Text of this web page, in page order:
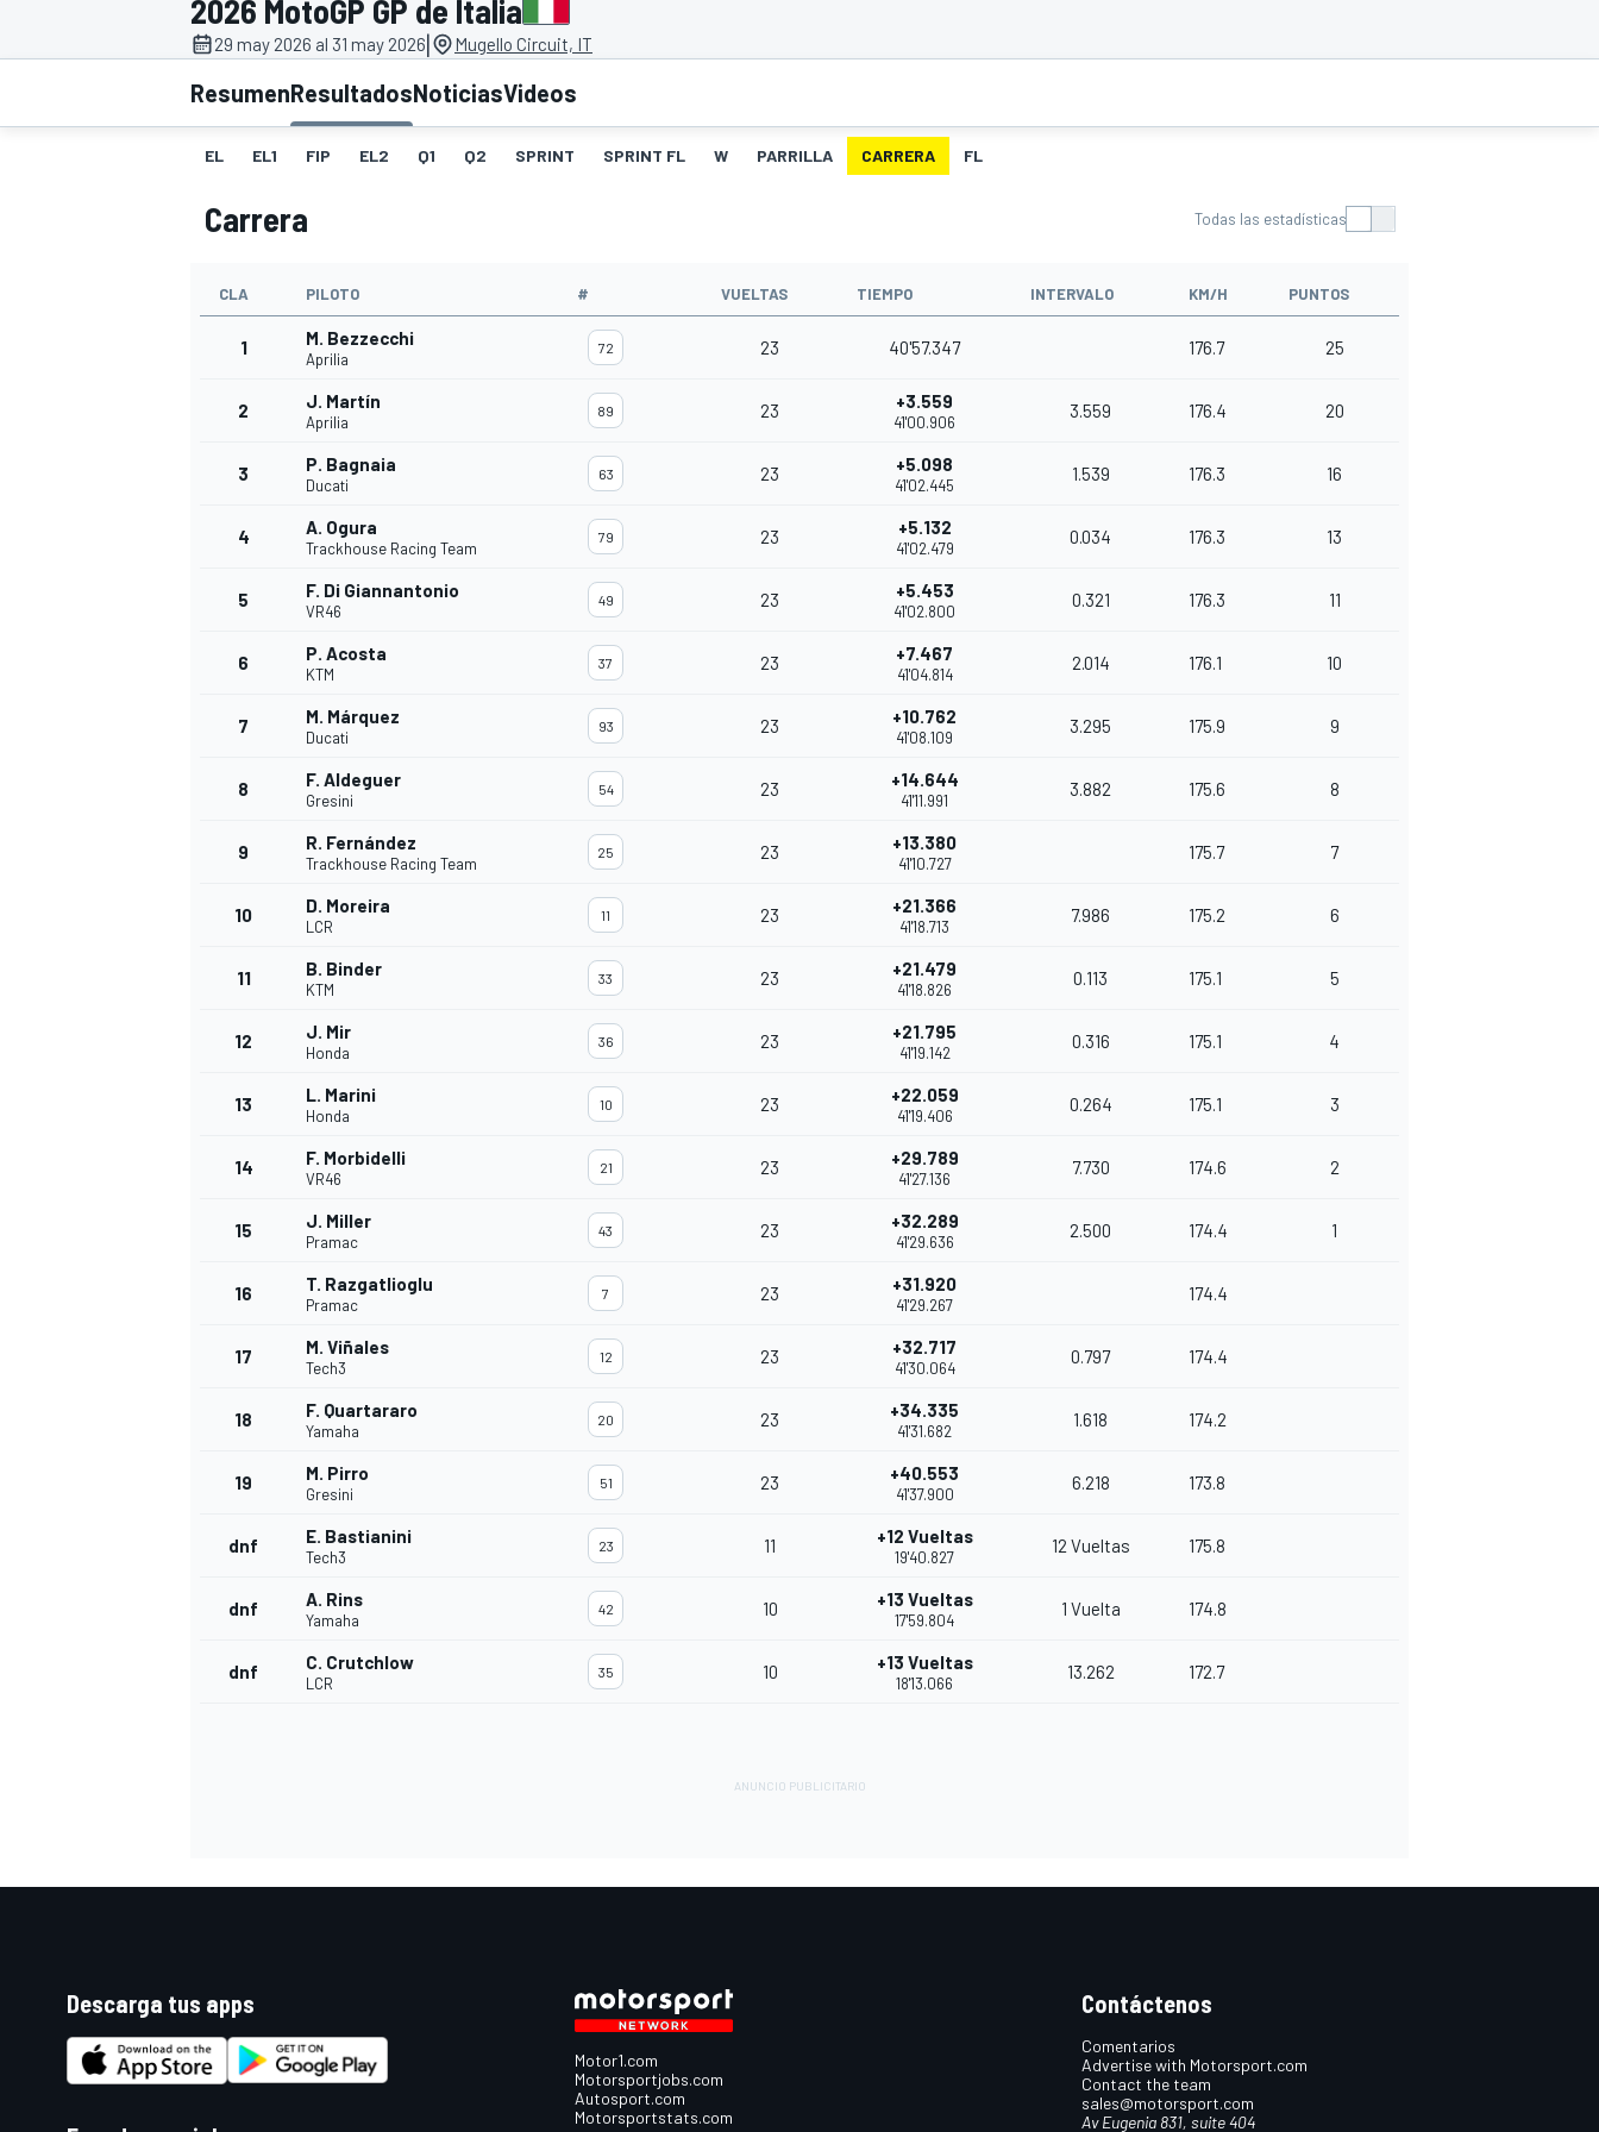
FÓRMULA E MOTO
2026 MotoGP GP de Italia
29 may 2026 al 31 may 2026| Mugello Circuit, IT
ResumenResultadosNoticiasVideos
EL EL1 FIP EL2 Q1 Q2 SPRINT SPRINT FL W PARRILLA CARRERA FL
Carrera Todas las estadísticas
CLA PILOTO # VUELTAS TIEMPO INTERVALO KM/H PUNTOS
1 M. Bezzecchi
Aprilia
72 23 40'57.347 176.7 25
2 J. Martín
Aprilia
89 23 +3.559
41'00.906
3.559 176.4 20
3 P. Bagnaia
Ducati
63 23 +5.098
41'02.445
1.539 176.3 16
4 A. Ogura
Trackhouse Racing Team
79 23 +5.132
41'02.479
0.034 176.3 13
5 F. Di Giannantonio
VR46
49 23 +5.453
41'02.800
0.321 176.3 11
6 P. Acosta
KTM
37 23 +7.467
41'04.814
2.014 176.1 10
7 M. Márquez
Ducati
93 23 +10.762
41'08.109
3.295 175.9 9
8 F. Aldeguer
Gresini
54 23 +14.644
41'11.991
3.882 175.6 8
9 R. Fernández
Trackhouse Racing Team
25 23 +13.380
41'10.727
175.7 7
10 D. Moreira
LCR
11 23 +21.366
41'18.713
7.986 175.2 6
11 B. Binder
KTM
33 23 +21.479
41'18.826
0.113 175.1 5
12 J. Mir
Honda
36 23 +21.795
41'19.142
0.316 175.1 4
13 L. Marini
Honda
10 23 +22.059
41'19.406
0.264 175.1 3
14 F. Morbidelli
VR46
21 23 +29.789
41'27.136
7.730 174.6 2
15 J. Miller
Pramac
43 23 +32.289
41'29.636
2.500 174.4 1
16 T. Razgatlioglu
Pramac
7 23 +31.920
41'29.267
174.4
17 M. Viñales
Tech3
12 23 +32.717
41'30.064
0.797 174.4
18 F. Quartararo
Yamaha
20 23 +34.335
41'31.682
1.618 174.2
19 M. Pirro
Gresini
51 23 +40.553
41'37.900
6.218 173.8
dnf E. Bastianini
Tech3
23 11 +12 Vueltas
19'40.827
12 Vueltas 175.8
dnf A. Rins
Yamaha
42 10 +13 Vueltas
17'59.804
1 Vuelta 174.8
dnf C. Crutchlow
LCR
35 10 +13 Vueltas
18'13.066
13.262 172.7
Descarga tus apps
Motor1.com
Motorsportjobs.com
Autosport.com
Motorsportstats.com
Contáctenos
Comentarios
Advertise with Motorsport.com
Contact the team
sales@motorsport.com
Av Eugenia 831, suite 404